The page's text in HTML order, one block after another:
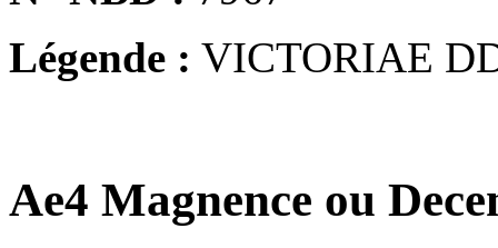
Légende : VICTORIAE
Ae4 Magnence ou